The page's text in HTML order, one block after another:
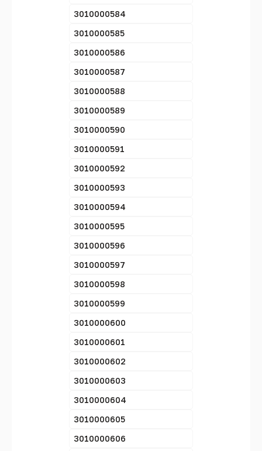
3010000584
3010000585
3010000586
3010000587
3010000588
3010000589
3010000590
3010000591
3010000592
3010000593
3010000594
3010000595
3010000596
3010000597
3010000598
3010000599
3010000600
3010000601
3010000602
3010000603
3010000604
3010000605
3010000606